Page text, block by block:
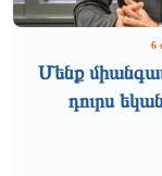
6
Մենք
դուրս